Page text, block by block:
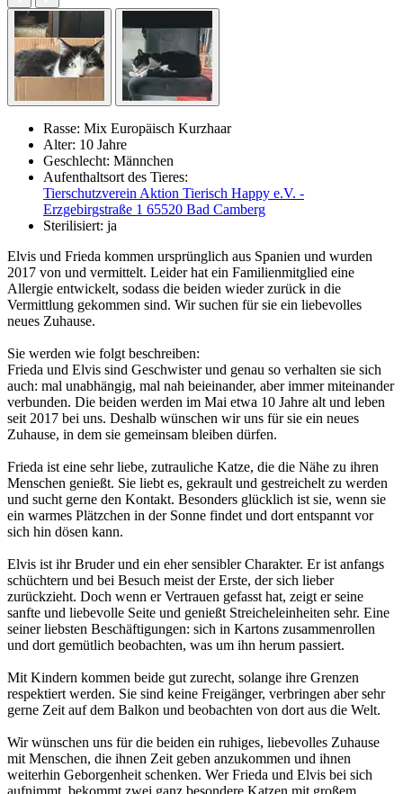
Rasse: Mix Europäisch Kurzhaar
Alter: 10 Jahre
Geschlecht: Männchen
Aufenthaltsort des Tieres:
Tierschutzverein Aktion Tierisch Happy e.V. -
Erzgebirgstraße 1 65520 Bad Camberg
Sterilisiert: ja
Elvis und Frieda kommen ursprünglich aus Spanien und wurden
2017 von und vermittelt. Leider hat ein Familienmitglied eine
Allergie entwickelt, sodass die beiden wieder zurück in die
Vermittlung gekommen sind. Wir suchen für sie ein liebevolles
neues Zuhause.
Sie werden wie folgt beschreiben:
Frieda und Elvis sind Geschwister und genau so verhalten sie sich
auch: mal unabhängig, mal nah beieinander, aber immer miteinander
verbunden. Die beiden werden im Mai etwa 10 Jahre alt und leben
seit 2017 bei uns. Deshalb wünschen wir uns für sie ein neues
Zuhause, in dem sie gemeinsam bleiben dürfen.
Frieda ist eine sehr liebe, zutrauliche Katze, die die Nähe zu ihren
Menschen genießt. Sie liebt es, gekrault und gestreichelt zu werden
und sucht gerne den Kontakt. Besonders glücklich ist sie, wenn sie
ein warmes Plätzchen in der Sonne findet und dort entspannt vor
sich hin dösen kann.
Elvis ist ihr Bruder und ein eher sensibler Charakter. Er ist anfangs
schüchtern und bei Besuch meist der Erste, der sich lieber
zurückzieht. Doch wenn er Vertrauen gefasst hat, zeigt er seine
sanfte und liebevolle Seite und genießt Streicheleinheiten sehr. Eine
seiner liebsten Beschäftigungen: sich in Kartons zusammenrollen
und dort gemütlich beobachten, was um ihn herum passiert.
Mit Kindern kommen beide gut zurecht, solange ihre Grenzen
respektiert werden. Sie sind keine Freigänger, verbringen aber sehr
gerne Zeit auf dem Balkon und beobachten von dort aus die Welt.
Wir wünschen uns für die beiden ein ruhiges, liebevolles Zuhause
mit Menschen, die ihnen Zeit geben anzukommen und ihnen
weiterhin Geborgenheit schenken. Wer Frieda und Elvis bei sich
aufnimmt, bekommt zwei ganz besondere Katzen mit großem